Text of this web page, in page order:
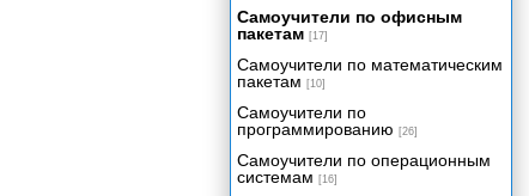
Самоучители по офисным
пакетам [17]
Самоучители по математическим
пакетам [10]
Самоучители по
программированию [26]
Самоучители по операционным
системам [16]